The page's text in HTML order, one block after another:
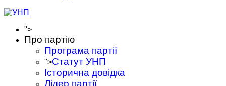
">
Про партію
Програма партії
">Статут УНП
Історична довідка
Лідер партії